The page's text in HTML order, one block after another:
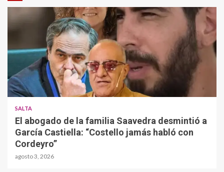
SALTA
El abogado de la familia Saavedra desmintió a
García Castiella: “Costello jamás habló con
Cordeyro”
agosto 3, 2026